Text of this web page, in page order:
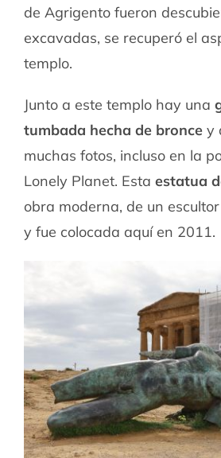
de Agrigento fueron
excavadas, se recuperó el
templo.
Junto a este templo hay una
tumbada hecha de broncey
muchas fotos, incluso en la
Lonely Planet. Esta estatua
obra moderna, de un
y fue colocada aquí en 2011.